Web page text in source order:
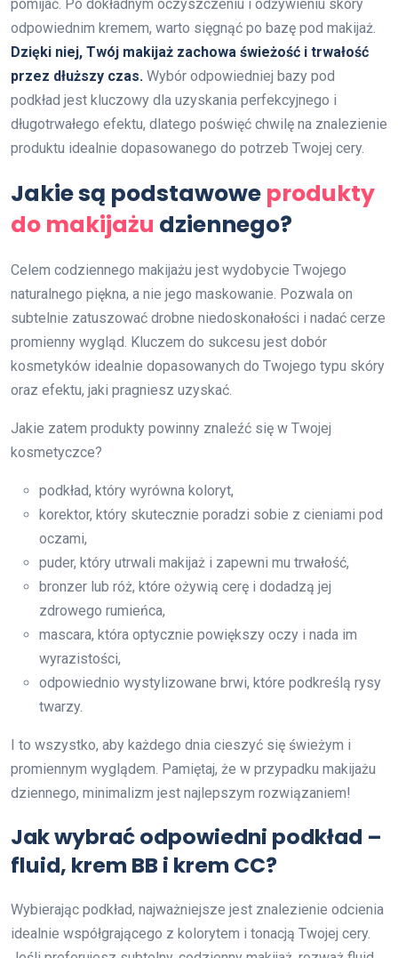
pomijać. Po dokładnym oczyszczeniu i odżywieniu skóry
odpowiednim kremem, warto sięgnąć po bazę pod makijaż.
Dzięki niej, Twój makijaż zachowa świeżość i trwałość
przez dłuższy czas. Wybór odpowiedniej bazy pod
podkład jest kluczowy dla uzyskania perfekcyjnego i
długotrwałego efektu, dlatego poświęć chwilę na znalezienie
produktu idealnie dopasowanego do potrzeb Twojej cery.
Jakie są podstawowe produkty
do makijażu dziennego?
Celem codziennego makijażu jest wydobycie Twojego
naturalnego piękna, a nie jego maskowanie. Pozwala on
subtelnie zatuszować drobne niedoskonałości i nadać cerze
promienny wygląd. Kluczem do sukcesu jest dobór
kosmetyków idealnie dopasowanych do Twojego typu skóry
oraz efektu, jaki pragniesz uzyskać.
Jakie zatem produkty powinny znaleźć się w Twojej
kosmetyczce?
podkład, który wyrówna koloryt,
korektor, który skutecznie poradzi sobie z cieniami pod
oczami,
puder, który utrwali makijaż i zapewni mu trwałość,
bronzer lub róż, które ożywią cerę i dodadzą jej
zdrowego rumieńca,
mascara, która optycznie powiększy oczy i nada im
wyrazistości,
odpowiednio wystylizowane brwi, które podkreślą rysy
twarzy.
I to wszystko, aby każdego dnia cieszyć się świeżym i
promiennym wyglądem. Pamiętaj, że w przypadku makijażu
dziennego, minimalizm jest najlepszym rozwiązaniem!
Jak wybrać odpowiedni podkład –
fluid, krem BB i krem CC?
Wybierając podkład, najważniejsze jest znalezienie odcienia
idealnie współgrającego z kolorytem i tonacją Twojej cery.